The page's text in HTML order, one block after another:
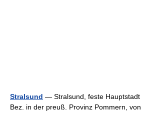
Stralsund — Stralsund, feste Hauptstadt
Bez. in der preuß. Provinz Pommern,